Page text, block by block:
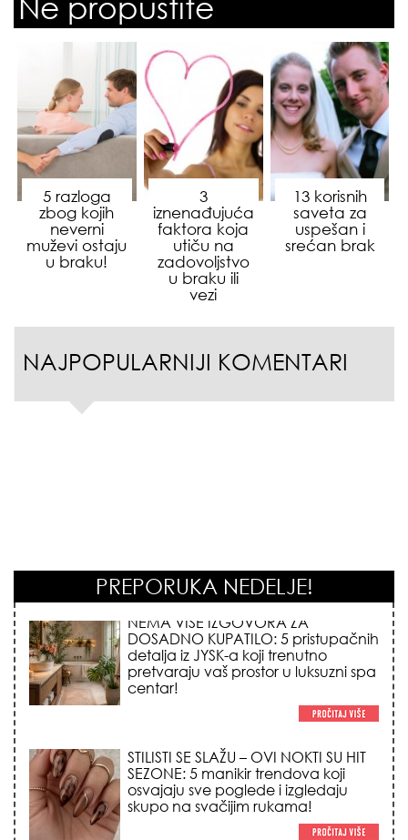
5 razloga
zbog kojih
neverni
muževi ostaju
u braku!
3
iznenađujuća
faktora koja
utiču na
zadovoljstvo
u braku ili
vezi
13 korisnih
saveta za
uspešan i
srećan brak
NAJPOPULARNIJI KOMENTARI
PREPORUKA NEDELJE!
STILISTI SE SLAŽU – OVI NOKTI SU HIT
SEZONE: 5 manikir trendova koji
osvajaju sve poglede i izgledaju
skupo na svačijim rukama!
REDAK ASTRO FENOMEN POČINJE
7. AVGUSTA: Veliki Vazdušni Trigon
otvara kapiju sreće i menja sudbinu
za 3 znaka!